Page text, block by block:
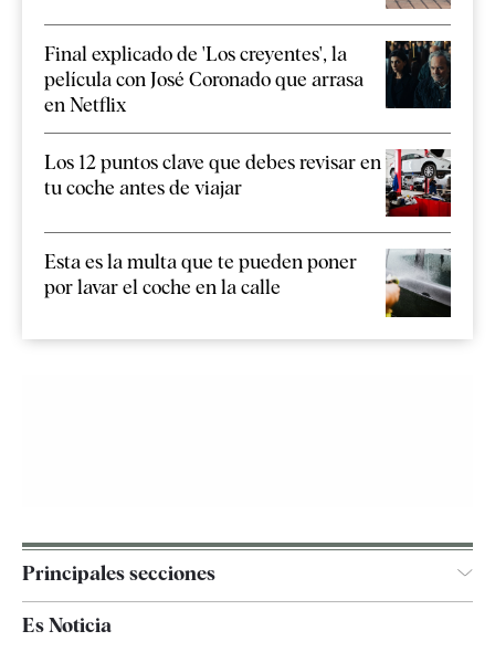
Final explicado de 'Los creyentes', la
película con José Coronado que arrasa
en Netflix
Los 12 puntos clave que debes revisar en
tu coche antes de viajar
Esta es la multa que te pueden poner
por lavar el coche en la calle
Principales secciones
Es Noticia